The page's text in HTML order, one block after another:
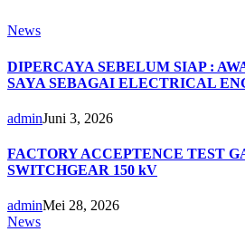
News
DIPERCAYA SEBELUM SIAP :
SAYA SEBAGAI ELECTRICAL
adminJuni 3, 2026
FACTORY ACCEPTENCE TEST
SWITCHGEAR 150 kV
adminMei 28, 2026
News